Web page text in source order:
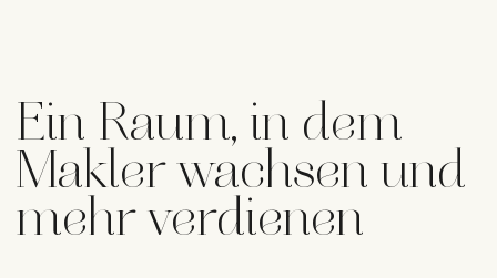
wird sich mit Ihnen in Verbindung setzen und
erklären, wie wir Ihnen helfen können.